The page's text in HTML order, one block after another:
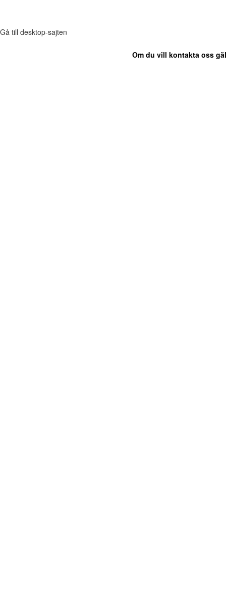
Gå till desktop-sajten
Om du vill kontakta oss